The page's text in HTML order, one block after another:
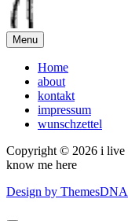
Menu
Home
about
kontakt
impressum
wunschzettel
Copyright © 2026 i live
know me here
Design by